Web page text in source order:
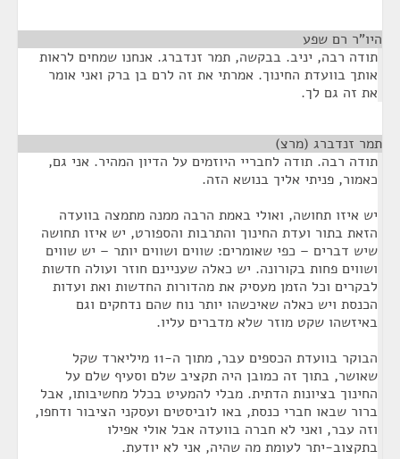
היו"ר רם שפע
תודה רבה, יניב. בבקשה, תמר זנדברג. אנחנו שמחים לראות
אותך בוועדת החינוך. אמרתי את זה לרם בן ברק ואני אומר
את זה גם לך.
תמר זנדברג (מרצ)
תודה רבה. תודה לחבריי היוזמים על הדיון המהיר. אני גם,
כאמור, פניתי אליך בנושא הזה.
יש איזו תחושה, ואולי באמת הרבה ממנה מתמצה בוועדה
הזאת בתור ועדת החינוך והתרבות והספורט, יש איזו תחושה
שיש דברים – כפי שאומרים: שווים ושווים יותר – יש שווים
ושווים פחות בקורונה. יש כאלה שעניינם חוזר ועולה חדשות
לבקרים וכל הזמן מעסיק את מהדורות החדשות ואת ועדות
הכנסת ויש כאלה שאיכשהו יותר נוח שהם נדחקים וגם
באיזשהו שקט מוזר שלא מדברים עליו.
הבוקר בוועדת הכספים עבר, מתוך ה-11 מיליארד שקל
שאושר, בתוך זה כמובן היה תקציב שלם וסעיף שלם על
החינוך בציונות הדתית. מבלי להמעיט בכלל מחשיבותו, אבל
ברור שבאו חברי כנסת, באו לוביסטים ועסקני הציבור ודחפו,
וזה עבר, ואני לא חברה בוועדה אבל אולי אפילו
בתקצוב-יתר לעומת מה שהיה, אני לא יודעת.